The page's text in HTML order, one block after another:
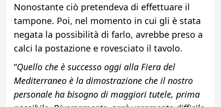
Nonostante ciò pretendeva di effettuare il
tampone. Poi, nel momento in cui gli è stata
negata la possibilità di farlo, avrebbe preso a
calci la postazione e rovesciato il tavolo.
“Quello che è successo oggi alla Fiera del
Mediterraneo è la dimostrazione che il nostro
personale ha bisogno di maggiori tutele, prima